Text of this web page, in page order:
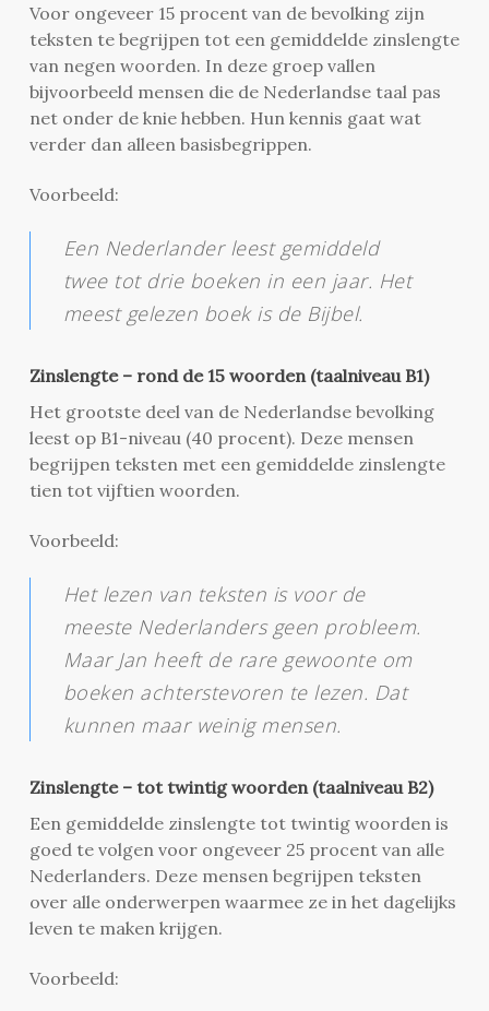
Voor ongeveer 15 procent van de bevolking zijn
teksten te begrijpen tot een gemiddelde zinslengte
van negen woorden. In deze groep vallen
bijvoorbeeld mensen die de Nederlandse taal pas
net onder de knie hebben. Hun kennis gaat wat
verder dan alleen basisbegrippen.
Voorbeeld:
Een Nederlander leest gemiddeld
twee tot drie boeken in een jaar. Het
meest gelezen boek is de Bijbel.
Zinslengte – rond de 15 woorden (taalniveau B1)
Het grootste deel van de Nederlandse bevolking
leest op B1-niveau (40 procent). Deze mensen
begrijpen teksten met een gemiddelde zinslengte
tien tot vijftien woorden.
Voorbeeld:
Het lezen van teksten is voor de
meeste Nederlanders geen probleem.
Maar Jan heeft de rare gewoonte om
boeken achterstevoren te lezen. Dat
kunnen maar weinig mensen.
Zinslengte – tot twintig woorden (taalniveau B2)
Een gemiddelde zinslengte tot twintig woorden is
goed te volgen voor ongeveer 25 procent van alle
Nederlanders. Deze mensen begrijpen teksten
over alle onderwerpen waarmee ze in het dagelijks
leven te maken krijgen.
Voorbeeld: